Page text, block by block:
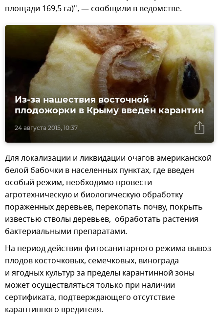
площади 169,5 га)", — сообщили в ведомстве.
24 августа 2015, 10:37
Из-за нашествия восточной
плодожорки в Крыму введен карантин
Для локализации и ликвидации очагов американской
белой бабочки в населенных пунктах, где введен
особый режим, необходимо провести
агротехническую и биологическую обработку
пораженных деревьев, перекопать почву, покрыть
известью стволы деревьев, обработать растения
бактериальными препаратами.
На период действия фитосанитарного режима вывоз
плодов косточковых, семечковых, винограда
и ягодных культур за пределы карантинной зоны
может осуществляться только при наличии
сертификата, подтверждающего отсутствие
карантинного вредителя.